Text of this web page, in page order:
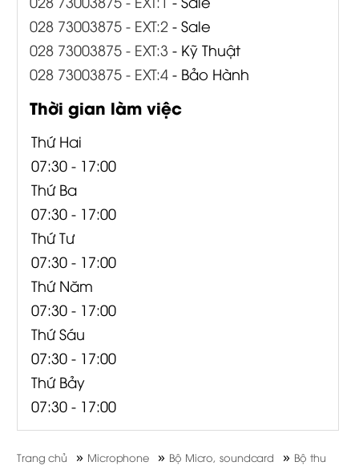
028 73003875 - EXT:2- Sale
028 73003875 - EXT:3 - Kỹ Thuật
028 73003875 - EXT:4- Bảo Hành
Thời gian làm việc
Thứ Hai
07:30 - 17:00
Thứ Ba
07:30 - 17:00
Thứ Tư
07:30 - 17:00
Thứ Năm
07:30 - 17:00
Thứ Sáu
07:30 - 17:00
Thứ Bảy
07:30 - 17:00
Trang chủ » Microphone » Bộ Micro, soundcard » Bộ thu